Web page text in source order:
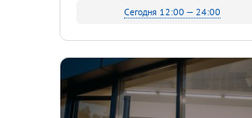
Сегодня 12:00 — 24:00